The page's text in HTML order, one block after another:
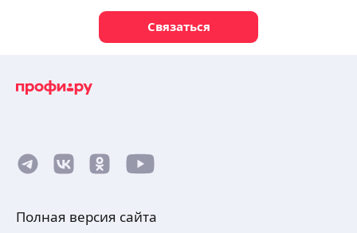
Связаться
Полная версия сайта